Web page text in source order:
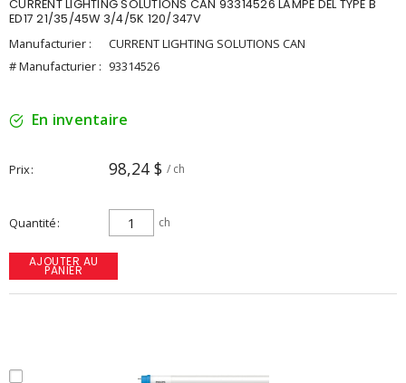
CURRENT LIGHTING SOLUTIONS CAN 93314526 LAMPE DEL TYPE B
ED17 21/35/45W 3/4/5K 120/347V
Manufacturier :
CURRENT LIGHTING SOLUTIONS CAN
# Manufacturier : 93314526
En inventaire
Prix 98,24 $ / ch
Quantité ch
AJOUTER AU
PANIER